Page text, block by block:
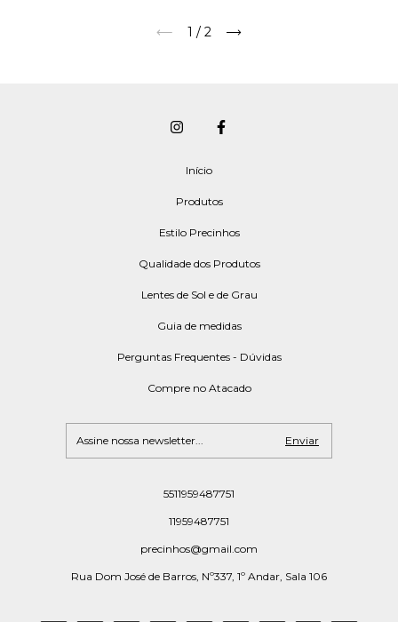
1 / 2
Início
Produtos
Estilo Precinhos
Qualidade dos Produtos
Lentes de Sol e de Grau
Guia de medidas
Perguntas Frequentes - Dúvidas
Compre no Atacado
5511959487751
11959487751
precinhos@gmail.com
Rua Dom José de Barros, Nº337, 1º Andar, Sala 106